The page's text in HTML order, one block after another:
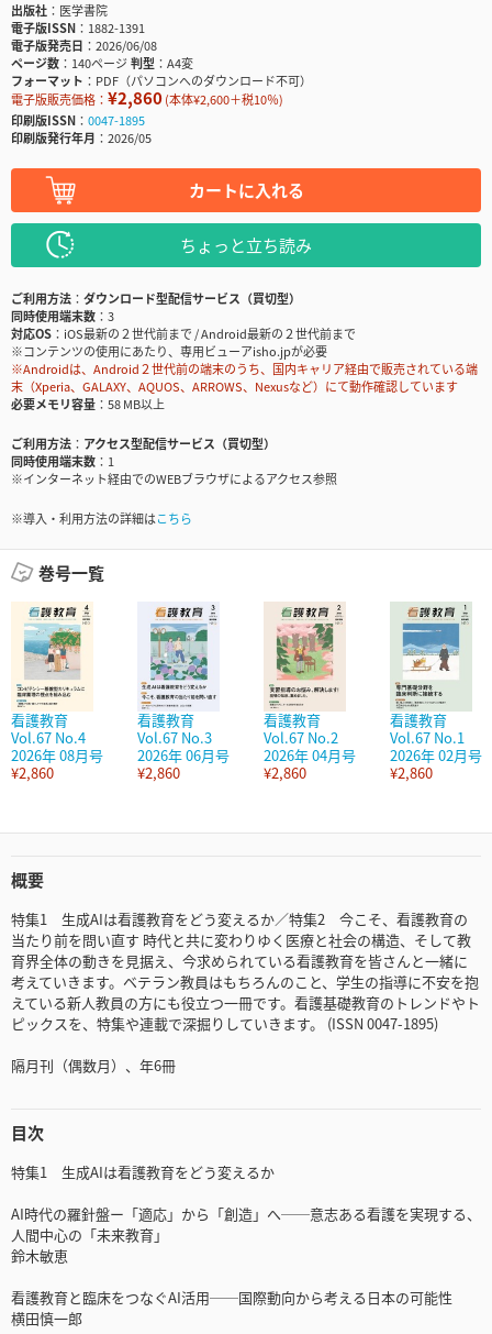
出版社
医学書院
電子版ISSN
1882-1391
電子版発売日
2026/06/08
ページ数
140ページ判型
A4変
フォーマット
PDF（パソコンへのダウンロード不可）
電子版販売価格： ¥2,860(本体¥2,600＋税10％)
印刷版ISSN
0047-1895
印刷版発行年月
2026/05
カートに入れる
ちょっと立ち読み
ご利用方法
ダウンロード型配信サービス（買切型）
同時使用端末数
3
対応OS
iOS最新の２世代前まで / Android最新の２世代前まで
※コンテンツの使用にあたり、専用ビューアisho.jpが必要
※Androidは、Android２世代前の端末のうち、国内キャリア経由で販売されている端
末（Xperia、GALAXY、AQUOS、ARROWS、Nexusなど）にて動作確認しています
必要メモリ容量
58 MB以上
ご利用方法
アクセス型配信サービス（買切型）
同時使用端末数
1
※インターネット経由でのWEBブラウザによるアクセス参照
※導入・利用方法の詳細はこちら
巻号一覧
看護教育
Vol.67 No.4
2026年 08月号
¥2,860
看護教育
Vol.67 No.3
2026年 06月号
¥2,860
看護教育
Vol.67 No.2
2026年 04月号
¥2,860
看護教育
Vol.67 No.1
2026年 02月号
¥2,860
概要
特集1 生成AIは看護教育をどう変えるか／特集2 今こそ、看護教育の
当たり前を問い直す 時代と共に変わりゆく医療と社会の構造、そして教
育界全体の動きを見据え、今求められている看護教育を皆さんと一緒に
考えていきます。ベテラン教員はもちろんのこと、学生の指導に不安を抱
えている新人教員の方にも役立つ一冊です。看護基礎教育のトレンドやト
ピックスを、特集や連載で深掘りしていきます。 (ISSN 0047-1895)
隔月刊（偶数月）、年6冊
目次
特集1 生成AIは看護教育をどう変えるか
AI時代の羅針盤ー「適応」から「創造」へ──意志ある看護を実現する、
人間中心の「未来教育」
鈴木敏恵
看護教育と臨床をつなぐAI活用──国際動向から考える日本の可能性
横田慎一郎